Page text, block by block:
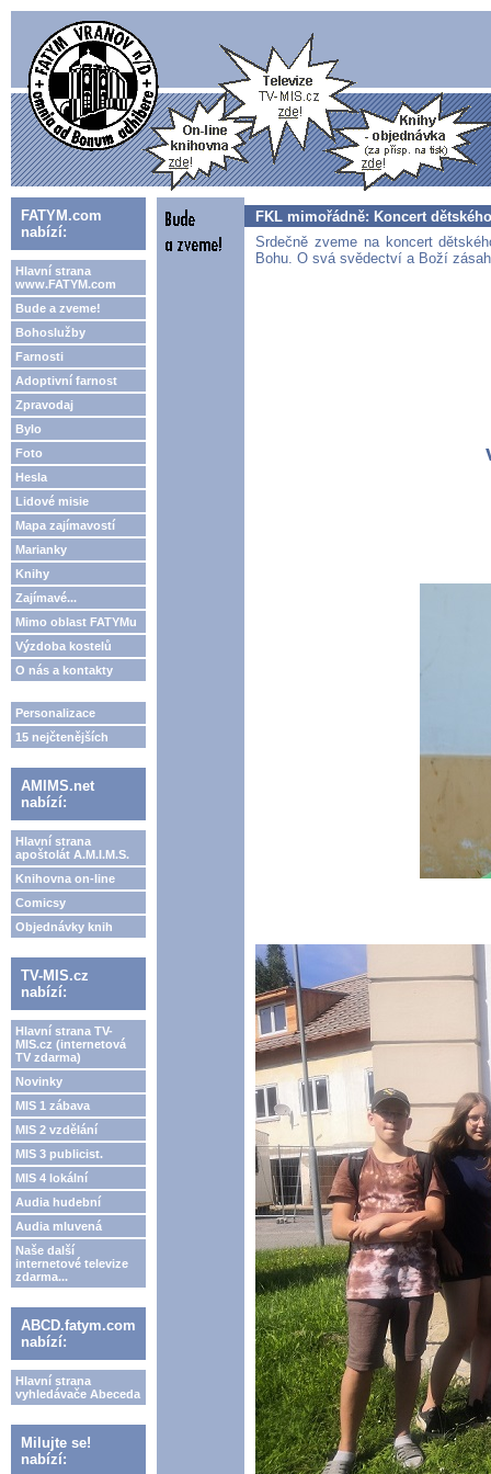
FATYM.com
nabízí:
Hlavní strana
www.FATYM.com
Bude a zveme!
Bohoslužby
Farnosti
Adoptivní farnost
Zpravodaj
Bylo
Foto
Hesla
Lidové misie
Mapa zajímavostí
Marianky
Knihy
Zajímavé...
Mimo oblast FATYMu
Výzdoba kostelů
O nás a kontakty
Personalizace
15 nejčtenějších
AMIMS.net
nabízí:
Hlavní strana
apoštolát A.M.I.M.S.
Knihovna on-line
Comicsy
Objednávky knih
TV-MIS.cz
nabízí:
Hlavní strana TV-
MIS.cz (internetová
TV zdarma)
Novinky
MIS 1 zábava
MIS 2 vzdělání
MIS 3 publicist.
MIS 4 lokální
Audia hudební
Audia mluvená
Naše další
internetové televize
zdarma...
ABCD.fatym.com
nabízí:
Hlavní strana
vyhledávače Abeceda
Milujte se!
nabízí:
FKL mimořádně: Koncert
Srdečně zveme na koncert
Bohu. O svá svědectví a Boží